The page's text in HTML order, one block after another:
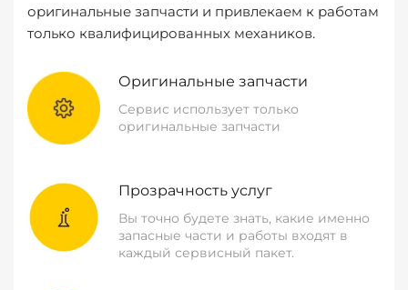
оригинальные запчасти и привлекаем к работам
только квалифицированных механиков.
Оригинальные запчасти
Сервис использует только
оригинальные запчасти
Прозрачность услуг
Вы точно будете знать, какие именно
запасные части и работы входят в
каждый сервисный пакет.